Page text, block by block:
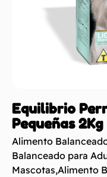
Equilibrio
Pequeñas 2Kg
Alimento
Balanceado para
Mascotas,Alimento